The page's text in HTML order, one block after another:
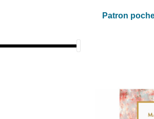
Patron